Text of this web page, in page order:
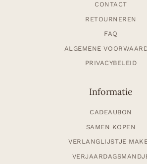
CONTACT
RETOURNEREN
FAQ
ALGEMENE
PRIVACYBELEID
Informatie
CADEAUBON
SAMEN KOPEN
VERLANGLIJSTJE